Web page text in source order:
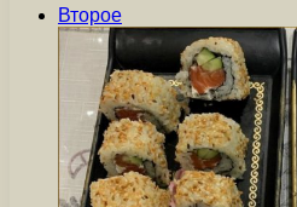
Второе